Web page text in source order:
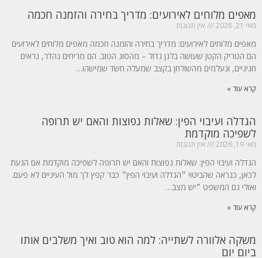
מאפים מלוחים לאירועים: מדריך בחירה והזמנה חכמה
מאי 21, 2026 אין תגובות
מאפים מלוחים לאירועים: מדריך בחירה והזמנה חכמה מאפים מלוחים לאירועים
הם הטריק הקטן שעושה בלגן גדול – מהסוג הטוב. הם מריחים נהדר, נראים
חגיגיים, ונעלמים מהשולחן בקצב שמעלה חשד שמישהו…
קרא עוד »
הגדלה ועיבוי הפין: שאלות נפוצות והאם יש תרופה
לשפיכה מוקדמת
מאי 19, 2026 אין תגובות
הגדלה ועיבוי הפין: שאלות נפוצות והאם יש תרופה לשפיכה מוקדמת אם הגעת
לכאן, כנראה שהביטוי ״הגדלה ועיבוי הפין״ כבר קפץ לך מול העיניים לא פעם.
ואולי גם המשפט ״יש מצב…
קרא עוד »
משקה אלוורה לשתייה: למה הוא טוב ואיך משלבים אותו
ביום יום